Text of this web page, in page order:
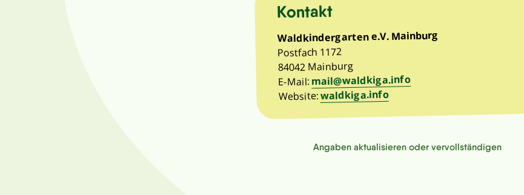
Kontakt
Waldkindergarten e.V. Mainburg
Postfach 1172
84042 Mainburg
E-Mail: mail@waldkiga.info
Website:waldkiga.info
Angaben aktualisieren oder vervollständigen